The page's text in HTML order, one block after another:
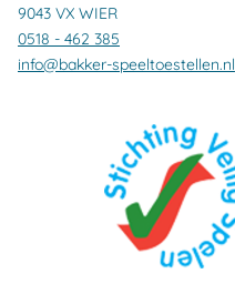
9043 VX WIER
0518 - 462 385
info@bakker-speeltoestellen.nl